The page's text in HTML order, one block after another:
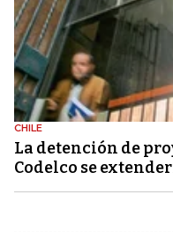
CHILE
La detención de
Codelco se